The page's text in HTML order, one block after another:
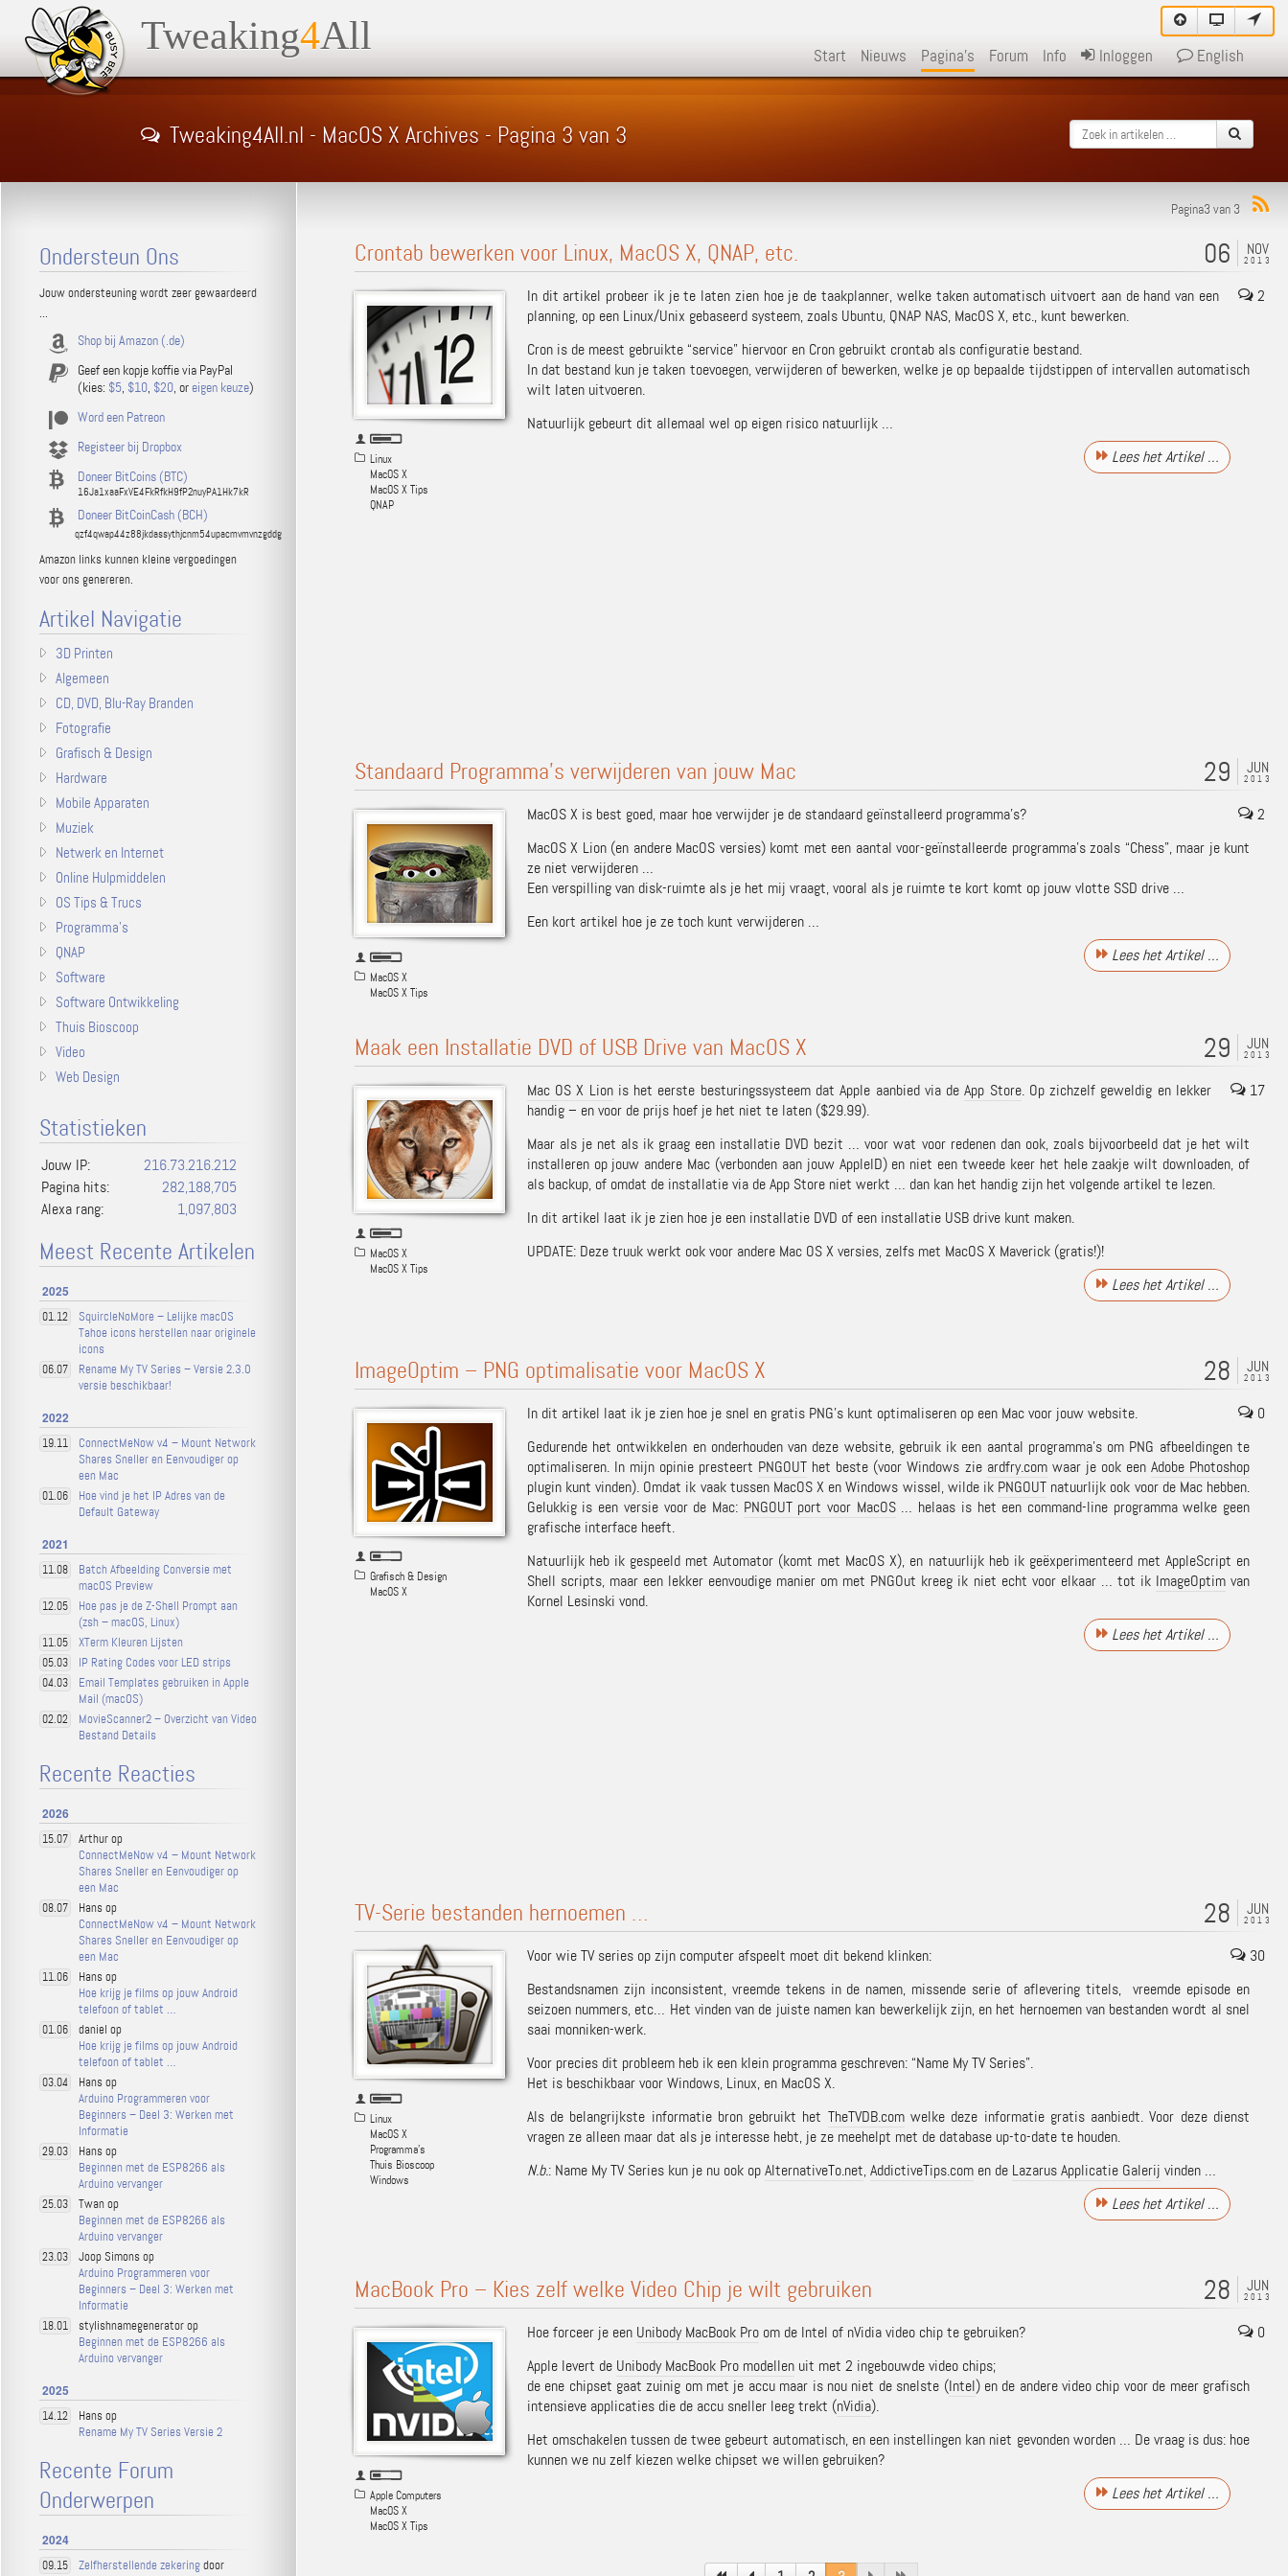
Tweaking4All Start Nieuws Pagina's Forum Info Inloggen English
Tweaking4All.nl - MacOS X Archives - Pagina 3 van 3
Pagina3 van 3
NOV
2013
06
Crontab bewerken voor Linux, MacOS X, QNAP, etc.
Linux
MacOS X
MacOS X Tips
QNAP
2
In dit artikel probeer ik je te laten zien hoe je de taakplanner, welke taken automatisch uitvoert aan de hand van een
planning, op een Linux/Unix gebaseerd systeem, zoals Ubuntu, QNAP NAS, MacOS X, etc., kunt bewerken.
Cron is de meest gebruikte “service” hiervoor en Cron gebruikt crontab als configuratie bestand.
In dat bestand kun je taken toevoegen, verwijderen of bewerken, welke je op bepaalde tijdstippen of intervallen automatisch
wilt laten uitvoeren.
Natuurlijk gebeurt dit allemaal wel op eigen risico natuurlijk …
Lees het Artikel …
JUN
2013
29
Standaard Programma’s verwijderen van jouw Mac
MacOS X
MacOS X Tips
2
MacOS X is best goed, maar hoe verwijder je de standaard geïnstalleerd programma’s?
MacOS X Lion (en andere MacOS versies) komt met een aantal voor-geïnstalleerde programma’s zoals “Chess”, maar je kunt
ze niet verwijderen …
Een verspilling van disk-ruimte als je het mij vraagt, vooral als je ruimte te kort komt op jouw vlotte SSD drive …
Een kort artikel hoe je ze toch kunt verwijderen …
Lees het Artikel …
JUN
2013
29
Maak een Installatie DVD of USB Drive van MacOS X
MacOS X
MacOS X Tips
17
Mac OS X Lionis het eerste besturingssysteem dat Apple aanbied via deApp Store. Op zichzelf geweldig en lekker
handig – en voor de prijs hoef je het niet te laten ($29.99).
Maar als je net als ik graag een installatie DVD bezit … voor wat voor redenen dan ook, zoals bijvoorbeeld dat je het wilt
installeren op jouw andere Mac (verbonden aan jouw AppleID) en niet een tweede keer het hele zaakje wilt downloaden, of
als backup, of omdat de installatie via de App Store niet werkt … dan kan het handig zijn het volgende artikel te lezen.
In dit artikel laat ik je zien hoe je een installatie DVD of een installatie USB drive kunt maken.
UPDATE: Deze truuk werkt ook voor andere Mac OS X versies, zelfs met MacOS X Maverick (gratis!)!
Lees het Artikel …
JUN
2013
28
ImageOptim – PNG optimalisatie voor MacOS X
Grafisch & Design
MacOS X
0
In dit artikel laat ik je zien hoe je snel en gratis PNG’s kunt optimaliseren op een Mac voor jouw website.
Gedurende het ontwikkelen en onderhouden van deze website, gebruik ik een aantal programma’s om PNG afbeeldingen te
optimaliseren. In mijn opinie presteert PNGOUT het beste (voor Windows zie ardfry.comwaar je ook een Adobe Photoshop
plugin kunt vinden). Omdat ik vaak tussen MacOS X en Windows wissel, wilde ik PNGOUT natuurlijk ook voor de Mac hebben.
Gelukkig is een versie voor de Mac: PNGOUT port voor MacOS… helaas is het een command-line programma welke geen
grafische interface heeft.
Natuurlijk heb ik gespeeld met Automator (komt met MacOS X), en natuurlijk heb ik geëxperimenteerd met AppleScript en
Shell scripts, maar een lekker eenvoudige manier om met PNGOut kreeg ik niet echt voor elkaar … tot ik ImageOptimvan
Kornel Lesinski vond.
Lees het Artikel …
JUN
2013
28
TV-Serie bestanden hernoemen …
Linux
MacOS X
Programma's
Thuis Bioscoop
Windows
30
Voor wie TV series op zijn computer afspeelt moet dit bekend klinken:
Bestandsnamen zijn inconsistent, vreemde tekens in de namen, missende serie of aflevering titels, vreemde episode en
seizoen nummers, etc… Het vinden van de juiste namen kan bewerkelijk zijn, en het hernoemen van bestanden wordt al snel
saai monniken-werk.
Voor precies dit probleem heb ik een klein programma geschreven: “Name My TV Series”.
Het is beschikbaar voor Windows, Linux, en MacOS X.
Als de belangrijkste informatie bron gebruikt het TheTVDB.comwelke deze informatie gratis aanbiedt. Voor deze dienst
vragen ze alleen maar dat als je interesse hebt, je ze meehelpt met de database up-to-date te houden.
N.b.: Name My TV Series kun je nu ook opAlternativeTo.net,AddictiveTips.comen de Lazarus Applicatie Galerij vinden …
Lees het Artikel …
JUN
2013
28
MacBook Pro – Kies zelf welke Video Chip je wilt gebruiken
Apple Computers
MacOS X
MacOS X Tips
0
Hoe forceer je een Unibody MacBook Proom de Intel of nVidia video chip te gebruiken?
Apple levert de Unibody MacBook Pro modellenuit met 2 ingebouwde video chips;
de ene chipset gaat zuinig om met je accu maar is nou niet de snelste (Intel) en de andere video chip voor de meer grafisch
intensieve applicaties die de accu sneller leeg trekt (nVidia).
Het omschakelen tussen de twee gebeurt automatisch, en een instellingen kan niet gevonden worden … De vraag is dus: hoe
kunnen we nu zelf kiezen welke chipset we willen gebruiken?
Lees het Artikel …
Ondersteun Ons
Jouw ondersteuning wordt zeer gewaardeerd
...
Shop bij Amazon (.de)
Geef een kopje koffie via PayPal
(kies: $5, $10, $20, or eigen keuze)
Word een Patreon
Registeer bij Dropbox
Doneer BitCoins (BTC)
16Ja1xaaFxVE4FkRfkH9fP2nuyPA1Hk7kR
Doneer BitCoinCash (BCH)
qzf4qwap44z88jkdassythjcnm54upacmvmvnzgddg
Amazon links kunnen kleine vergoedingen
voor ons genereren.
Artikel Navigatie
3D Printen
Algemeen
CD, DVD, Blu-Ray Branden
Fotografie
Grafisch & Design
Hardware
Mobile Apparaten
Muziek
Netwerk en Internet
Online Hulpmiddelen
OS Tips & Trucs
Programma's
QNAP
Software
Software Ontwikkeling
Thuis Bioscoop
Video
Web Design
Statistieken
Jouw IP:
216.73.216.212
Pagina hits:
282,188,705
Alexa rang:
1,097,803
Meest Recente Artikelen
2025
01.12
SquircleNoMore – Lelijke macOS
Tahoe icons herstellen naar originele
icons
06.07
Rename My TV Series – Versie 2.3.0
versie beschikbaar!
2022
19.11
ConnectMeNow v4 – Mount Network
Shares Sneller en Eenvoudiger op
een Mac
01.06
Hoe vind je het IP Adres van de
Default Gateway
2021
11.08
Batch Afbeelding Conversie met
macOS Preview
12.05
Hoe pas je de Z-Shell Prompt aan
(zsh – macOS, Linux)
11.05 XTerm Kleuren Lijsten
05.03 IP Rating Codes voor LED strips
04.03
Email Templates gebruiken in Apple
Mail (macOS)
02.02
MovieScanner2 – Overzicht van Video
Bestand Details
Recente Reacties
2026
15.07
Arthur op
ConnectMeNow v4 – Mount Network
Shares Sneller en Eenvoudiger op
een Mac
08.07
Hans op
ConnectMeNow v4 – Mount Network
Shares Sneller en Eenvoudiger op
een Mac
11.06
Hans op
Hoe krijg je films op jouw Android
telefoon of tablet …
01.06
daniel op
Hoe krijg je films op jouw Android
telefoon of tablet …
03.04
Hans op
Arduino Programmeren voor
Beginners – Deel 3: Werken met
Informatie
29.03
Hans op
Beginnen met de ESP8266 als
Arduino vervanger
25.03
Twan op
Beginnen met de ESP8266 als
Arduino vervanger
23.03
Joop Simons op
Arduino Programmeren voor
Beginners – Deel 3: Werken met
Informatie
18.01
stylishnamegenerator op
Beginnen met de ESP8266 als
Arduino vervanger
2025
14.12
Hans op
Rename My TV Series Versie 2
Recente Forum
Onderwerpen
2024
09.15 Zelfherstellende zekeringdoor